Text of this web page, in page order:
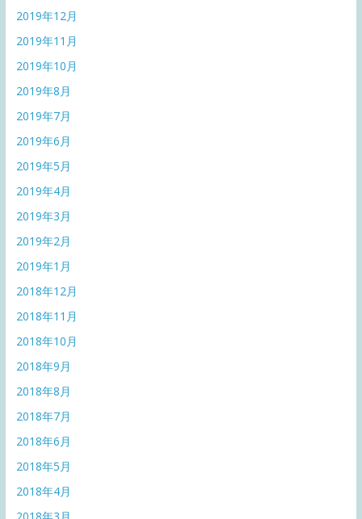
2019年12月
2019年11月
2019年10月
2019年8月
2019年7月
2019年6月
2019年5月
2019年4月
2019年3月
2019年2月
2019年1月
2018年12月
2018年11月
2018年10月
2018年9月
2018年8月
2018年7月
2018年6月
2018年5月
2018年4月